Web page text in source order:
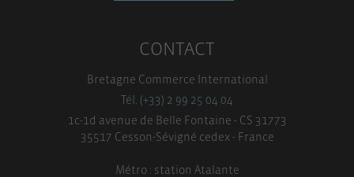
CONTACT
Bretagne Commerce International
Tél. (+33) 2 99 25 04 04
1c-1d avenue de Belle Fontaine - CS 31773
35517 Cesson-Sévigné cedex - France
Métro : station Atalante